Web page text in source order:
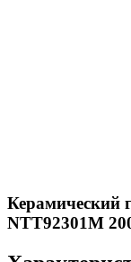
Керамический
NTT92301M